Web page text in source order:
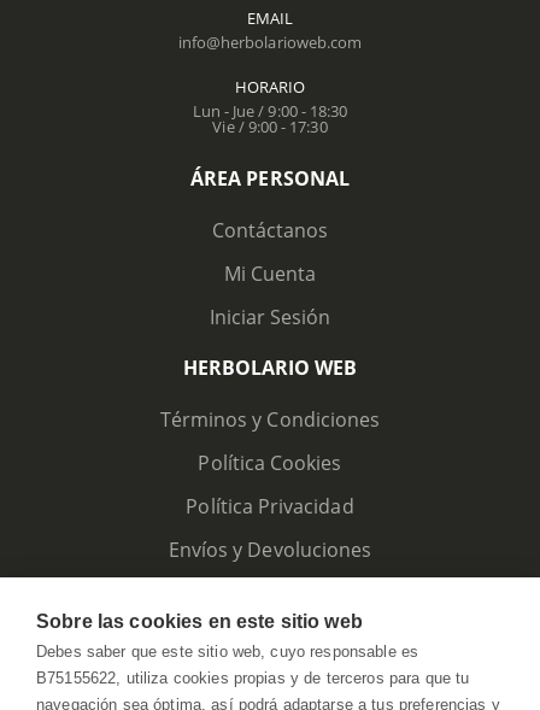
EMAIL
info@herbolarioweb.com
HORARIO
Lun - Jue / 9:00 - 18:30
Vie / 9:00 - 17:30
ÁREA PERSONAL
Contáctanos
Mi Cuenta
Iniciar Sesión
HERBOLARIO WEB
Términos y Condiciones
Política Cookies
Política Privacidad
Envíos y Devoluciones
Sobre las cookies en este sitio web
Debes saber que este sitio web, cuyo responsable es
B75155622, utiliza cookies propias y de terceros para que tu
navegación sea óptima, así podrá adaptarse a tus preferencias y